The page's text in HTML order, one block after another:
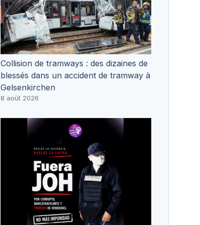
Collision de tramways : des dizaines de
blessés dans un accident de tramway à
Gelsenkirchen
8 août 2026